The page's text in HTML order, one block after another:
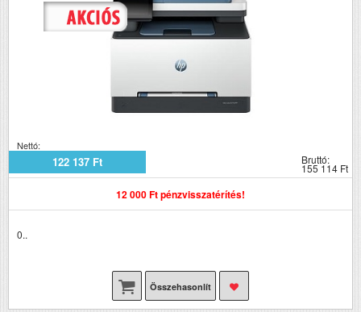
Nettó:
122 137 Ft Bruttó:
155 114 Ft
12 000 Ft pénzvisszatérítés!
0..
Összehasonlít